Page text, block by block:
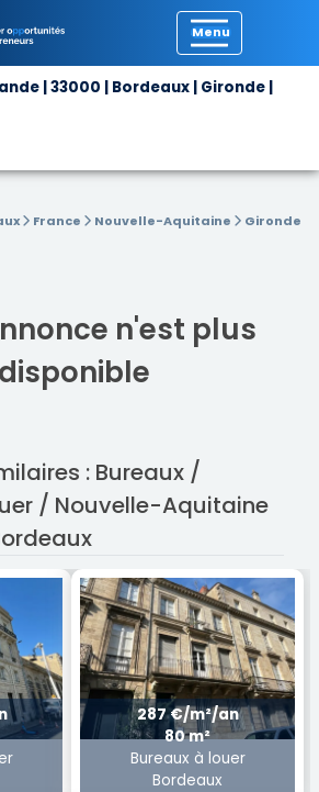
| 33000 | Bordeaux | Gironde |
France Nouvelle-Aquitaine
Gironde
n'est plus
disponible
: Bureaux /
/ Nouvelle-Aquitaine
287 €/m²/an
80 m²
Bureaux à louer
Bordeaux